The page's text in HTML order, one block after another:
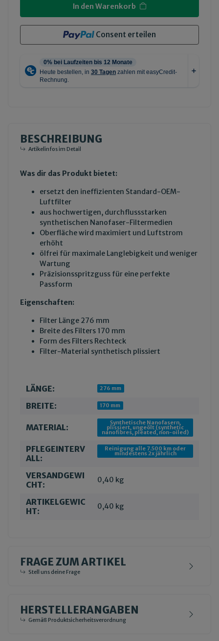
In den Warenkorb
Consent erteilen
BESCHREIBUNG
Artikelinfos im Detail
Was dir das Produkt bietet:
ersetzt den ineffizienten Standard-OEM-
Luftfilter
aus hochwertigen, durchflussstarken
synthetischen Nanofaser-Filtermedien
Oberfläche wird maximiert und Luftstrom
erhöht
ölfrei für maximale Langlebigkeit und weniger
Wartung
Präzisionsspritzguss für eine perfekte
Passform
Eigenschaften:
Filter Länge 276 mm
Breite des Filters 170 mm
Form des Filters Rechteck
Filter-Material synthetisch plissiert
Produkteigenschaft
Wert
LÄNGE: 276 mm
BREITE: 170 mm
MATERIAL: Synthetische Nanofasern,
plissiert, ungeölt (synthetic
nanofibres, pleated, non-oiled)
PFLEGEINTERV
ALL:
Reinigung alle 7.500 km oder
mindestens 2x jährlich
VERSANDGEWI
CHT:
0,40 kg
ARTIKELGEWIC
HT:
0,40 kg
FRAGE ZUM ARTIKEL
Stell uns deine Frage
HERSTELLERANGABEN
Gemäß Produktsicherheitsverordnung